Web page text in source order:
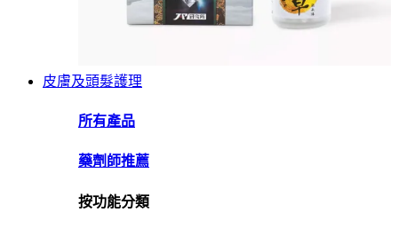
皮膚及頭髮護理
所有產品
藥劑師推薦
按功能分類